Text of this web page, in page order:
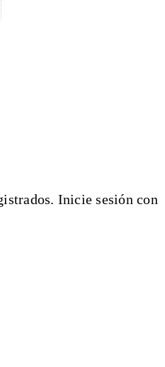
Inicie sesión con